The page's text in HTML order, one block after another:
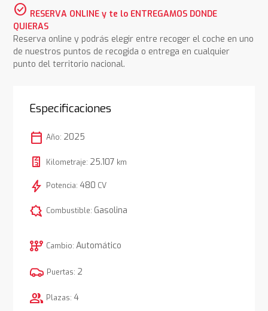
check_circle RESERVA ONLINE y te lo ENTREGAMOS DONDE
QUIERAS
Reserva online y podrás elegir entre recoger el coche en uno
de nuestros puntos de recogida o entrega en cualquier
punto del territorio nacional.
Especificaciones
calendar_today Año: 2025
Kilometraje: 25.107 km
bolt Potencia: 480 CV
comic_bubble Combustible: Gasolina
auto_transmission Cambio: Automático
Puertas: 2
group Plazas: 4